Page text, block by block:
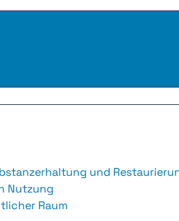
und
Nutzung
Raum